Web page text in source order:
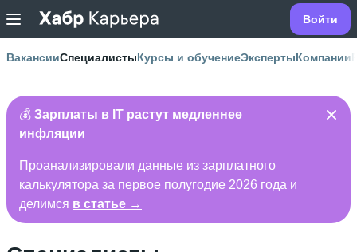
Войти
ВакансииСпециалистыКурсы и обучениеЭкспертыКомпании
💰 Зарплаты в IT растут медленнее
инфляции
Проанализировали данные из зарплатного
калькулятора за первое полугодие 2026 года и
делимся в статье →